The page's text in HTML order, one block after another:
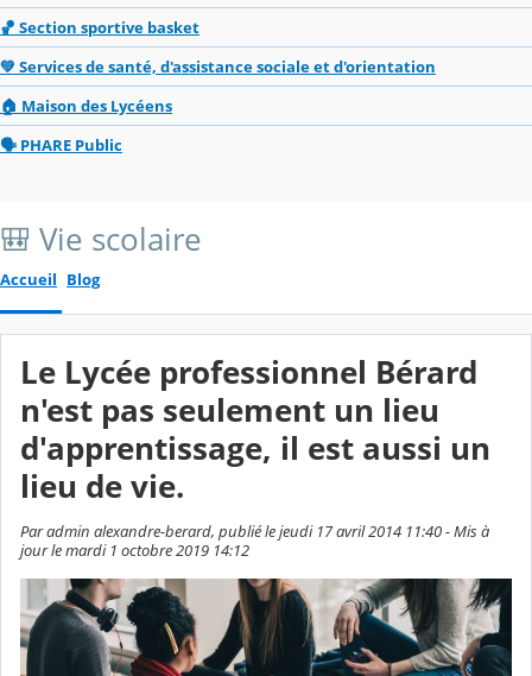
🏀 Section sportive basket
💚 Services de santé, d'assistance sociale et d'orientation
🏠 Maison des Lycéens
🗣️ PHARE Public
🎒 Vie scolaire
Accueil Blog
Le Lycée professionnel Bérard
n'est pas seulement un lieu
d'apprentissage, il est aussi un
lieu de vie.
Par admin alexandre-berard, publié le jeudi 17 avril 2014 11:40 - Mis à
jour le mardi 1 octobre 2019 14:12